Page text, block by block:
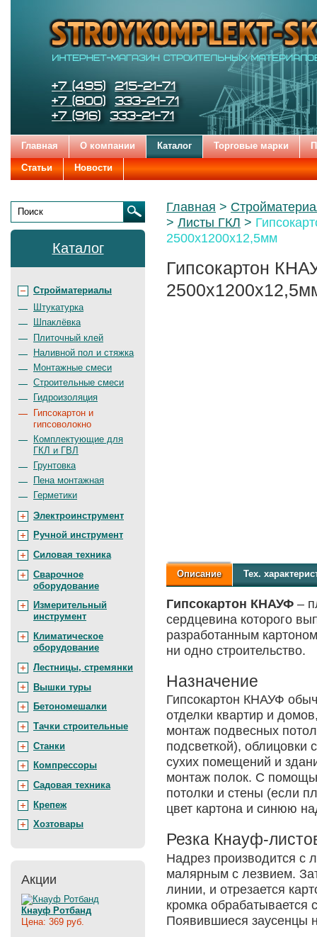
STROYKOMPLEKT-SK
отделочные
материалы
Телефоны:
+7 (495)
215-21-71
+7 (800)
333-21-71
+7 (916)
333-21-71
Главная О компании Каталог Торговые марки
Статьи Новости
Родительские
страницы:
Главная
Листы ГКЛ
2500х1200х12,5мм
Гипсокартон
Описание Тех.
Гипсокартон КНАУФ –
сердцевина которого
разработанным
ни одно строительство.
Назначение
Гипсокартон КНАУФ
отделки квартир и
монтаж подвесных
подсветкой), облицовки
сухих помещений и
монтаж полок. С
потолки и стены (если
цвет картона и синюю
Резка Кнауф-
Надрез производится с
малярным с лезвием.
линии, и отрезается
кромка
Появившиеся заусенцы
Поиск
Каталог
Стройматериалы
Штукатурка
Шпаклёвка
Плиточный клей
Наливной пол и стяжка
Монтажные смеси
Строительные смеси
Гидроизоляция
Гипсокартон и
гипсоволокно
Комплектующие для
ГКЛ и ГВЛ
Грунтовка
Пена монтажная
Герметики
Электроинструмент
Ручной инструмент
Силовая техника
Сварочное
оборудование
Измерительный
инструмент
Климатическое
оборудование
Лестницы, стремянки
Вышки туры
Бетономешалки
Тачки строительные
Станки
Компрессоры
Садовая техника
Крепеж
Хозтовары
Акции
Кнауф Ротбанд
Цена: 369 руб.